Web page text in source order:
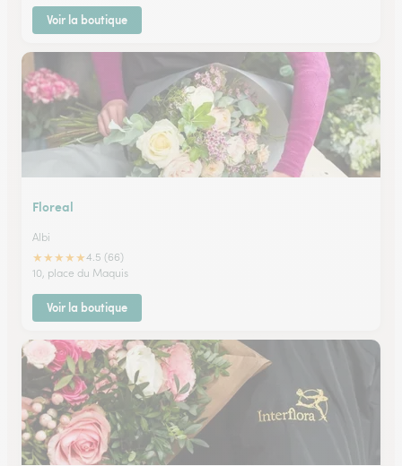
Voir la boutique
Floreal
Albi
★★★★★4.5 (66)
10, place du Maquis
Voir la boutique